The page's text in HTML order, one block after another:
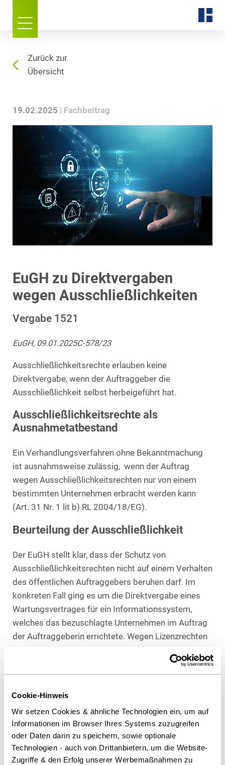
Cookie-Hinweis
Wir setzen Cookies & ähnliche Technologien ein, um auf
Informationen im Browser Ihres Systems zuzugreifen
oder Daten darin zu speichern, sowie optionale
Technologien - auch von Drittanbietern, um die Website-
Zugriffe & den Erfolg unserer Werbemaßnahmen zu
Zurück zur
Übersicht
19.02.2025 Fachbeitrag
EuGH zu Direktvergaben
wegen Ausschließlichkeiten
Vergabe 1521
EuGH, 09.01.2025C-578/23
Ausschließlichkeitsrechte erlauben keine
Direktvergabe, wenn der Auftraggeber die
Ausschließlichkeit selbst herbeigeführt hat.
Ausschließlichkeitsrechte als
Ausnahmetatbestand
Ein Verhandlungsverfahren ohne Bekanntmachung
ist ausnahmsweise zulässig, wenn der Auftrag
wegen Ausschließlichkeitsrechten nur von einem
bestimmten Unternehmen erbracht werden kann
(Art. 31 Nr. 1 lit b) RL 2004/18/EG).
Beurteilung der Ausschließlichkeit
Der EuGH stellt klar, dass der Schutz von
Ausschließlichkeitsrechten nicht auf einem Verhalten
des öffentlichen Auftraggebers beruhen darf. Im
konkreten Fall ging es um die Direktvergabe eines
Wartungsvertrages für ein Informationssystem,
welches das bezuschlagte Unternehmen im Auftrag
der Auftraggeberin errichtete. Wegen Lizenzrechten
konnte nur dieses Unternehmen die Wartung des
Systems erbringen. Die Frage der Zurechenbarkeit
des Auftraggebers ist nach den Umständen des
ursprünglichen Vertrages und des
Wettbewerbsgrundsatz
In seiner Entscheidung betont der EuGH,